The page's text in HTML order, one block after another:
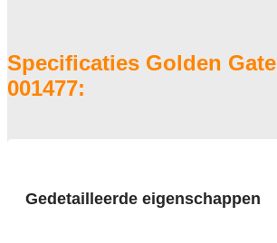
Specificaties Golden Gate
001477:
Gedetailleerde eigenschappen